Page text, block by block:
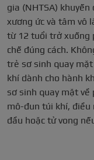
gia (NHTSA)
xương ức và tâm vô
từ 12 tuổi trở xuống
chế đúng cách.
trẻ sơ sinh quay
khí dành cho hành
sơ sinh quay mặt
mô-đun túi khí, điều
đầu hoặc tử vong